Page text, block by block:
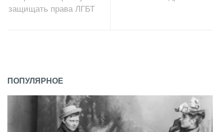
защищать права ЛГБТ
ПОПУЛЯРНОЕ